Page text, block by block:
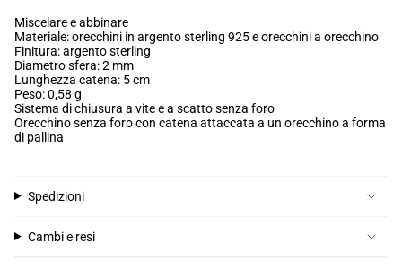
Miscelare e abbinare
Materiale: orecchini in argento sterling 925 e orecchini a orecchino
Finitura: argento sterling
Diametro sfera: 2 mm
Lunghezza catena: 5 cm
Peso: 0,58 g
Sistema di chiusura a vite e a scatto senza foro
Orecchino senza foro con catena attaccata a un orecchino a forma
di pallina
Spedizioni
Cambi e resi